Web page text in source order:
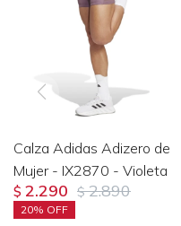
Calza Adidas Adizero de
Mujer - IX2870 - Violeta
$ 2.290 $ 2.890
20